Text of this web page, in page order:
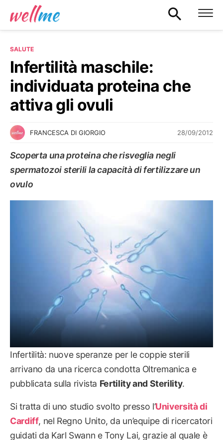
SALUTE
Infertilità maschile:
individuata proteina che
attiva gli ovuli
FRANCESCA DI GIORGIO 28/09/2012
Scoperta una proteina che risveglia negli
spermatozoi sterili la capacità di fertilizzare un
ovulo
Infertilità: nuove speranze per le coppie sterili
arrivano da una ricerca condotta Oltremanica e
pubblicata sulla rivista Fertility and Sterility.
Si tratta di uno studio svolto presso l’Università di
Cardiff, nel Regno Unito, da un’equipe di ricercatori
guidati da Karl Swann e Tony Lai, grazie al quale è